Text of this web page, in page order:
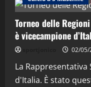
3
Torneo delle
è vicecampione
02/05/
La
d'Italia. È stato